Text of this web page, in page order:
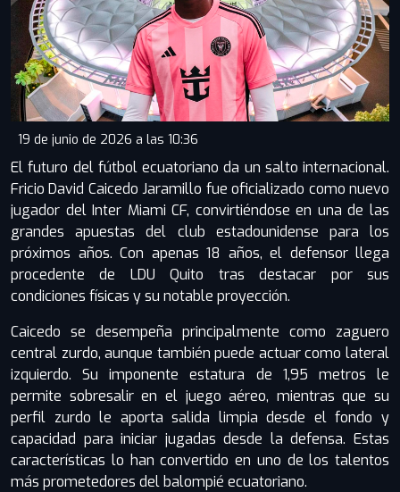
19 de junio de 2026 a las 10:36
El futuro del fútbol ecuatoriano da un salto internacional.
Fricio David Caicedo Jaramillo fue oficializado como nuevo
jugador del Inter Miami CF, convirtiéndose en una de las
grandes apuestas del club estadounidense para los
próximos años. Con apenas 18 años, el defensor llega
procedente de LDU Quito tras destacar por sus
condiciones físicas y su notable proyección.
Caicedo se desempeña principalmente como zaguero
central zurdo, aunque también puede actuar como lateral
izquierdo. Su imponente estatura de 1,95 metros le
permite sobresalir en el juego aéreo, mientras que su
perfil zurdo le aporta salida limpia desde el fondo y
capacidad para iniciar jugadas desde la defensa. Estas
características lo han convertido en uno de los talentos
más prometedores del balompié ecuatoriano.